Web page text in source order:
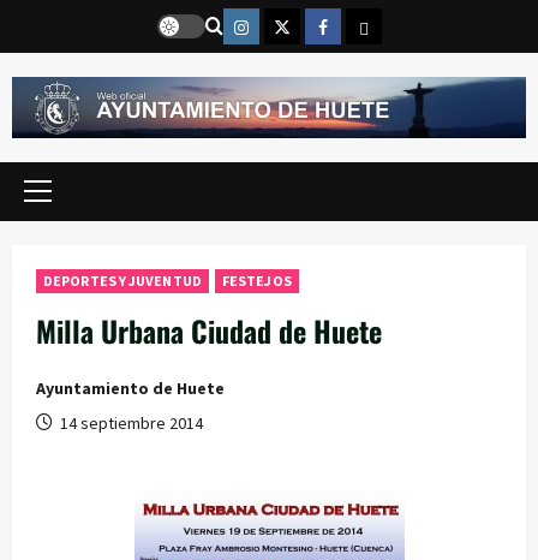
contenido
Instragram
TwitterFacebook
Email
Menú
DEPORTES Y JUVENTUD FESTEJOS
Milla Urbana Ciudad de Huete
Ayuntamiento de Huete
14 septiembre 2014